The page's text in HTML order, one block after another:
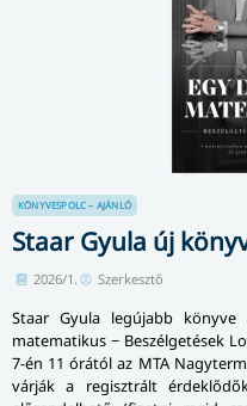
KÖNYVESPOLC – AJÁNLÓ
Staar Gyula új
2026/1. Szerkesztő
Staar Gyula legújabb
matematikus − Beszélgetések
7-én 11 órától az MTA
várják a regisztrált